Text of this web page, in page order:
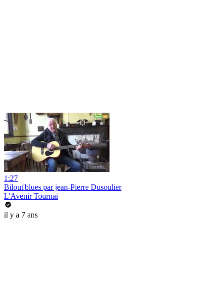
1:27
Bilout'blues par jean-Pierre Dusoulier
L'Avenir Tournai
il y a 7 ans